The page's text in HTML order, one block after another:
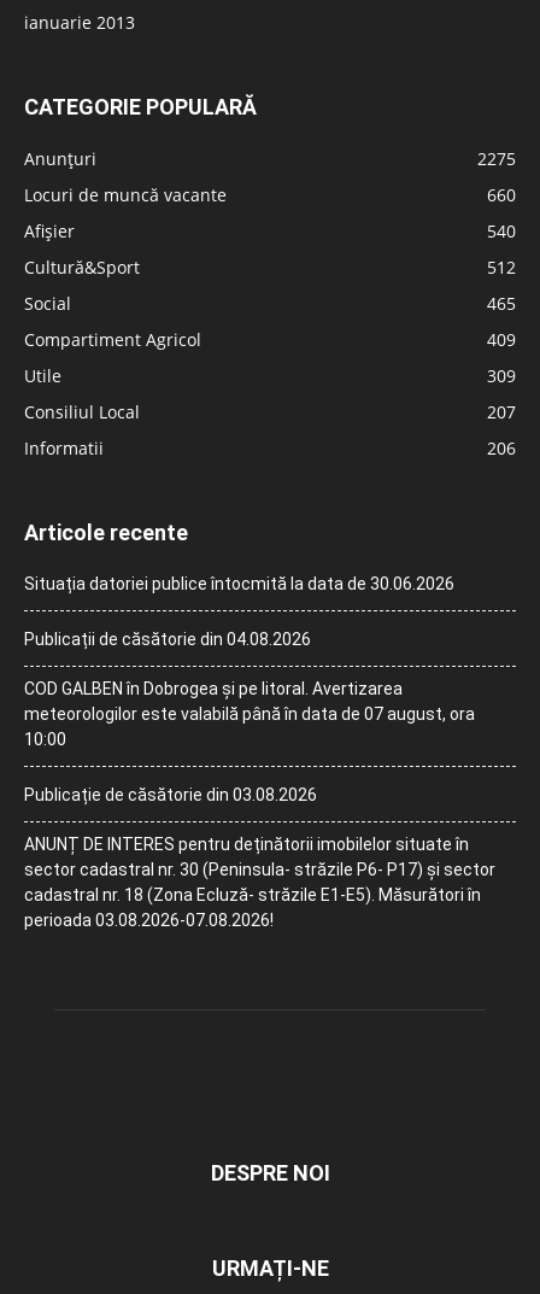
ianuarie 2013
CATEGORIE POPULARĂ
Anunțuri
2275
Locuri de muncă vacante
660
Afișier
540
Cultură&Sport
512
Social
465
Compartiment Agricol
409
Utile
309
Consiliul Local
207
Informatii
206
Articole recente
Situația datoriei publice întocmită la data de 30.06.2026
Publicații de căsătorie din 04.08.2026
COD GALBEN în Dobrogea și pe litoral. Avertizarea
meteorologilor este valabilă până în data de 07 august, ora
10:00
Publicație de căsătorie din 03.08.2026
ANUNȚ DE INTERES pentru deținătorii imobilelor situate în
sector cadastral nr. 30 (Peninsula- străzile P6- P17) și sector
cadastral nr. 18 (Zona Ecluză- străzile E1-E5). Măsurători în
perioada 03.08.2026-07.08.2026!
DESPRE NOI
URMAȚI-NE